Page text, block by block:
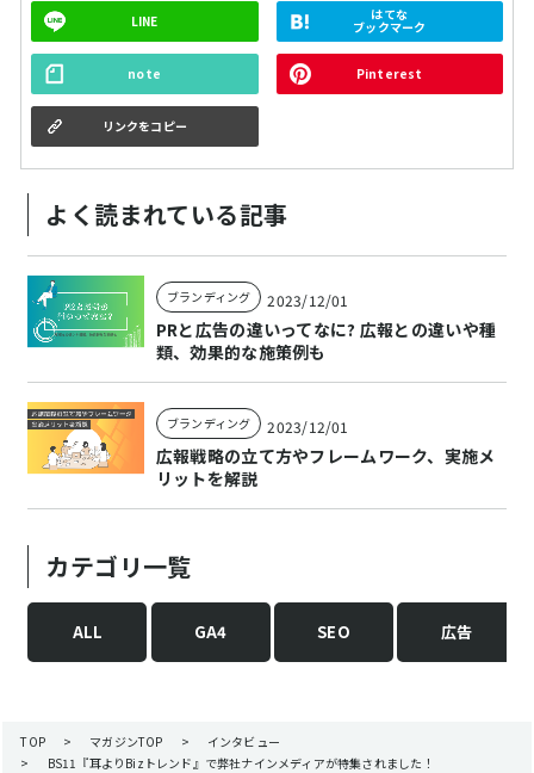
LINE はてな
ブックマーク
note Pinterest
リンクをコピー
よく読まれている記事
ブランディング 2023/12/01
PRと広告の違いってなに? 広報との違いや種
類、効果的な施策例も
ブランディング 2023/12/01
広報戦略の立て方やフレームワーク、実施メ
リットを解説
カテゴリ一覧
ALL GA4 SEO 広告
TOP > マガジンTOP >
インタビュー
>
BS11『耳よりBizトレンド』で弊社ナインメディアが特集されました！